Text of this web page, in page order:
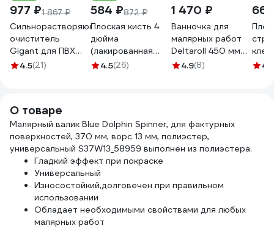
977 ₽1 867 ₽
Сильнорастворяющий
очиститель
Gigant для ПВХ
1000 мл GPC-5
4.5(21)
584 ₽872 ₽
Плоская кисть 4
дюйма
(лакированная
деревянная ручка,
19b640
4.5(26)
1 470 ₽
Ванночка для
малярных работ
Deltaroll 450 мм
T888450
4.9(8) 4.9
О товаре
Малярный валик Blue Dolphin Spinner, для фактурных
поверхностей, 370 мм, ворс 13 мм, полиэстер,
универсальный S37W13_58959 выполнен из полиэстера.
Гладкий эффект при покраске
Универсальный
Износостойкий,долговечен при правильном
использовании
Обладает необходимыми свойствами для любых
малярных работ